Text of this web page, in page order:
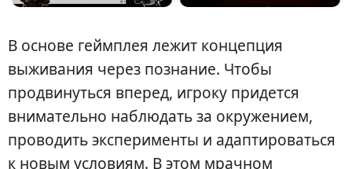
В основе геймплея лежит концепция
выживания через познание. Чтобы
продвинуться вперед, игроку придется
внимательно наблюдать за окружением,
проводить эксперименты и адаптироваться
к новым условиям. В этом мрачном